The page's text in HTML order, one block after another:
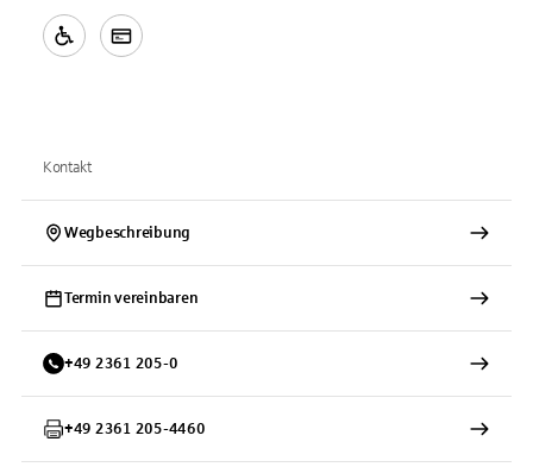
Kontakt
Wegbeschreibung
Termin vereinbaren
+49 2361 205-0
+49 2361 205-4460